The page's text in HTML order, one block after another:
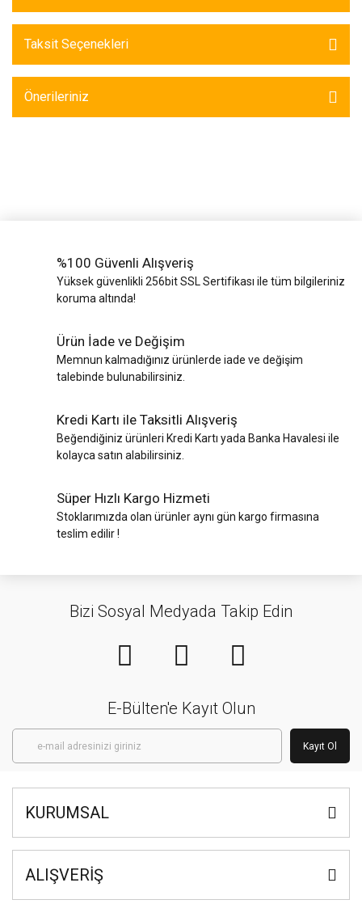
Taksit Seçenekleri
Önerileriniz
%100 Güvenli Alışveriş
Yüksek güvenlikli 256bit SSL Sertifikası ile tüm bilgileriniz
koruma altında!
Ürün İade ve Değişim
Memnun kalmadığınız ürünlerde iade ve değişim
talebinde bulunabilirsiniz.
Kredi Kartı ile Taksitli Alışveriş
Beğendiğiniz ürünleri Kredi Kartı yada Banka Havalesi ile
kolayca satın alabilirsiniz.
Süper Hızlı Kargo Hizmeti
Stoklarımızda olan ürünler aynı gün kargo firmasına
teslim edilir !
Bizi Sosyal Medyada Takip Edin
E-Bülten'e Kayıt Olun
Kayıt Ol
KURUMSAL
ALIŞVERİŞ